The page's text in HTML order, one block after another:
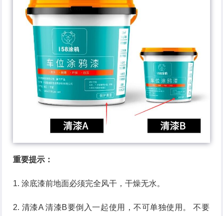
重要提示：
1. 涂底漆前地面必须完全风干，干燥无水。
2. 清漆A 清漆B要倒入一起使用，不可单独使用。 不要